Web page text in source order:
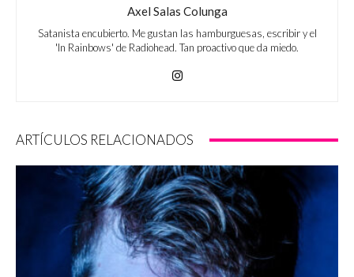
Axel Salas Colunga
Satanista encubierto. Me gustan las hamburguesas, escribir y el
'In Rainbows' de Radiohead. Tan proactivo que da miedo.
ARTÍCULOS RELACIONADOS